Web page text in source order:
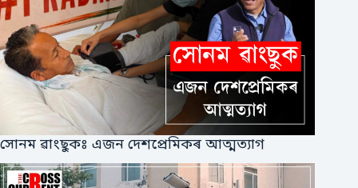
সোনম ৱাংছুকঃ এজন দেশপ্ৰেমিকৰ আত্মত্যাগ